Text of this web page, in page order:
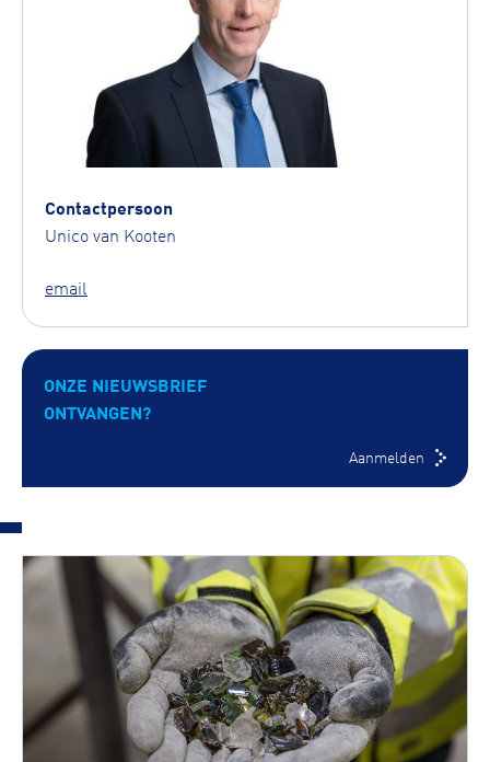
Contactpersoon
Unico van Kooten
email
ONZE NIEUWSBRIEF
ONTVANGEN?
Aanmelden